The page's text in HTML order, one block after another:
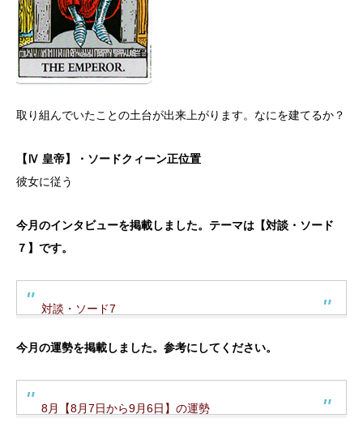
取り組んでいたことの土台が出来上がります。なにを建てるか？
【Ⅳ 皇帝】・ソードクィーン正位置
彼女に従う
今月のインタビューを掲載しました。テーマは【対談・ソード
７】です。
対談・ソード7
今月の運勢を掲載しました。参考にしてください。
8月【8月7日から9月6日】の運勢